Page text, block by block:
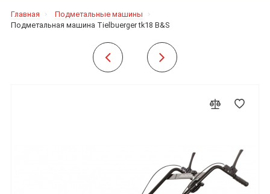
Главная
Подметальные машины
Подметальная машина Tielbuerger tk18 B&S